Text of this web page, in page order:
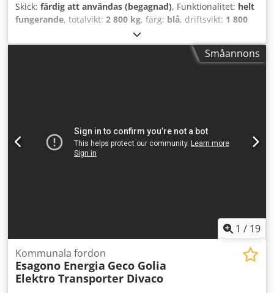
Skick: färdig att användas (begagnad), Funktionalitet: helt
fungerande, totalvikt: 2 800 kg, färg: blå, driftsvikt: 1 800
, Tillverkningsår:
Strandreinigingssläp: - Kässbohrer - BeachTech STR 2000 -
Tillverkningsår: 2003 - Kraftuttagsdrift (540 varv/min) -
hk Crjdpfx Ajvnmg Usl Djf Få alla nyinkomna fordon via e-
post – registrera dig för vårt NYHETSBREV! Reservation för
felskrivningar och mellanförsäljning!
Småannons
1 / 19
Kommunala fordon
Esagono Energia Geco Golia
Elektro Transporter Divaco